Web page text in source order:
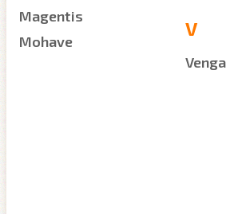
Magentis
Mohave
V
Venga